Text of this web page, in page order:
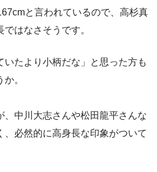
と言われているので、高杉真
はなさそうです。
いたより小柄だな」と思った方も
。
、中川大志さんや松田龍平さんな
、必然的に高身長な印象がついて